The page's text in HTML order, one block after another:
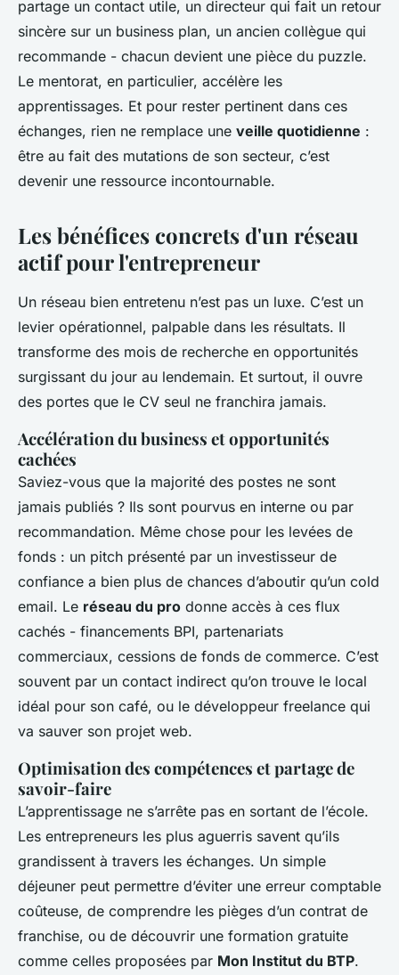
partage un contact utile, un directeur qui fait un retour
sincère sur un business plan, un ancien collègue qui
recommande - chacun devient une pièce du puzzle.
Le mentorat, en particulier, accélère les
apprentissages. Et pour rester pertinent dans ces
échanges, rien ne remplace une veille quotidienne :
être au fait des mutations de son secteur, c’est
devenir une ressource incontournable.
Les bénéfices concrets d'un réseau
actif pour l'entrepreneur
Un réseau bien entretenu n’est pas un luxe. C’est un
levier opérationnel, palpable dans les résultats. Il
transforme des mois de recherche en opportunités
surgissant du jour au lendemain. Et surtout, il ouvre
des portes que le CV seul ne franchira jamais.
Accélération du business et opportunités
cachées
Saviez-vous que la majorité des postes ne sont
jamais publiés ? Ils sont pourvus en interne ou par
recommandation. Même chose pour les levées de
fonds : un pitch présenté par un investisseur de
confiance a bien plus de chances d’aboutir qu’un cold
email. Le réseau du pro donne accès à ces flux
cachés - financements BPI, partenariats
commerciaux, cessions de fonds de commerce. C’est
souvent par un contact indirect qu’on trouve le local
idéal pour son café, ou le développeur freelance qui
va sauver son projet web.
Optimisation des compétences et partage de
savoir-faire
L’apprentissage ne s’arrête pas en sortant de l’école.
Les entrepreneurs les plus aguerris savent qu’ils
grandissent à travers les échanges. Un simple
déjeuner peut permettre d’éviter une erreur comptable
coûteuse, de comprendre les pièges d’un contrat de
franchise, ou de découvrir une formation gratuite
comme celles proposées par Mon Institut du BTP.